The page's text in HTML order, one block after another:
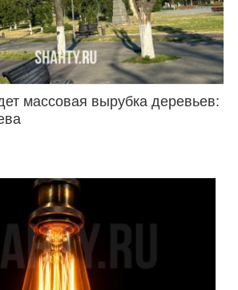
массовая вырубка деревьев: